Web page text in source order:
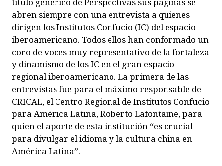
título genérico de Perspectivas sus páginas se
abren siempre con una entrevista a quienes
dirigen los Institutos Confucio (IC) del espacio
iberoamericano. Todos ellos han conformado un
coro de voces muy representativo de la fortaleza
y dinamismo de los IC en el gran espacio
regional iberoamericano. La primera de las
entrevistas fue para el máximo responsable de
CRICAL, el Centro Regional de Institutos Confucio
para América Latina, Roberto Lafontaine, para
quien el aporte de esta institución “es crucial
para divulgar el idioma y la cultura china en
América Latina”.